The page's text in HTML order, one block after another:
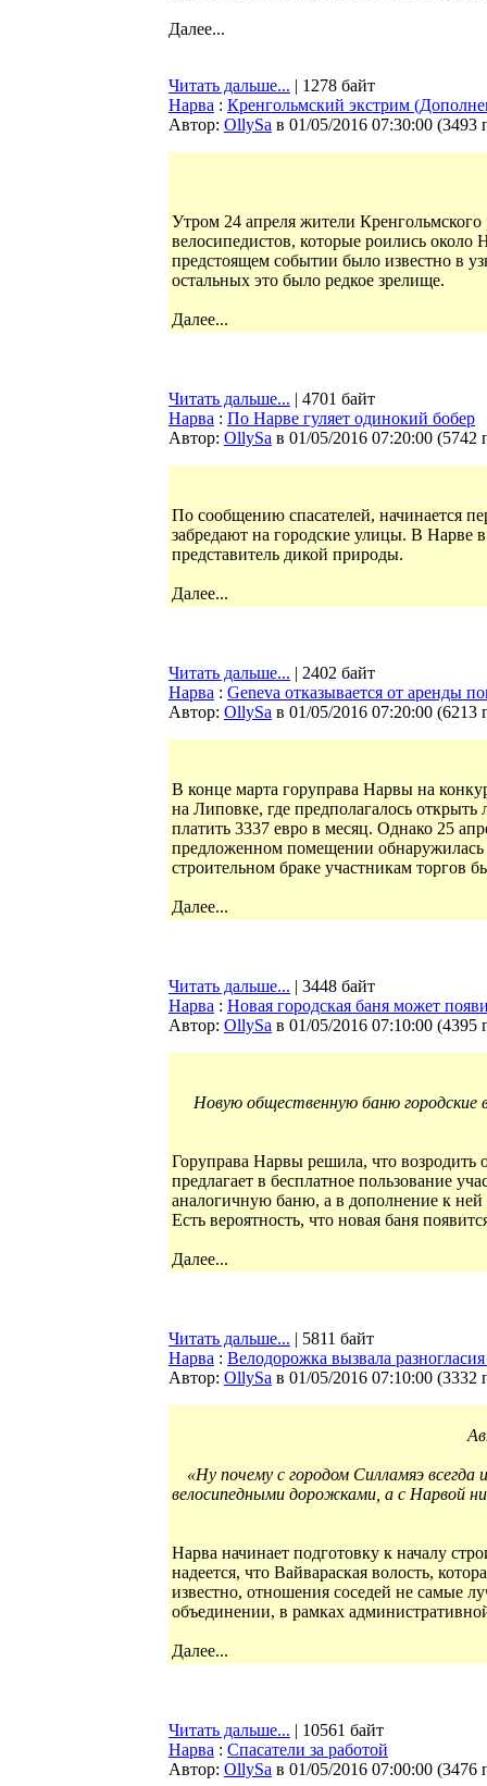
Далее...
Читать дальше... | 1278 байт
Нарва : Кренгольмский экстрим
Автор: OllySa в 01/05/2016 07:30:00 (3493
Утром 24 апреля жители
велосипедистов, которые роились около
предстоящем событии было известно в
остальных это было редкое зрелище.
Далее...
Читать дальше... | 4701 байт
Нарва : По Нарве гуляет одинокий бобер
Автор: OllySa в 01/05/2016 07:20:00 (5742
По сообщению спасателей, начинается
забредают на городские улицы. В Нарве
представитель дикой природы.
Далее...
Читать дальше... | 2402 байт
Нарва : Geneva отказывается от аренды
Автор: OllySa в 01/05/2016 07:20:00 (6213
В конце марта горуправа Нарвы на
на Липовке, где предполагалось
платить 3337 евро в месяц. Однако 25
предложенном помещении обнаружилась
строительном браке участникам торгов
Далее...
Читать дальше... | 3448 байт
Нарва : Новая городская баня может
Автор: OllySa в 01/05/2016 07:10:00 (4395
Новую общественную баню городские
Горуправа Нарвы решила, что
предлагает в бесплатное пользование
аналогичную баню, а в дополнение к
Есть вероятность, что новая баня
Далее...
Читать дальше... | 5811 байт
Нарва : Велодорожка вызвала
Автор: OllySa в 01/05/2016 07:10:00 (3332
«Ну почему с городом Силламяэ всегда
велосипедными дорожками, а с Нарвой
Нарва начинает подготовку к началу
надеется, что Вайвараская волость,
известно, отношения соседей не самые
объединении, в рамках
Далее...
Читать дальше... | 10561 байт
Нарва : Спасатели за работой
Автор: OllySa в 01/05/2016 07:00:00 (3476